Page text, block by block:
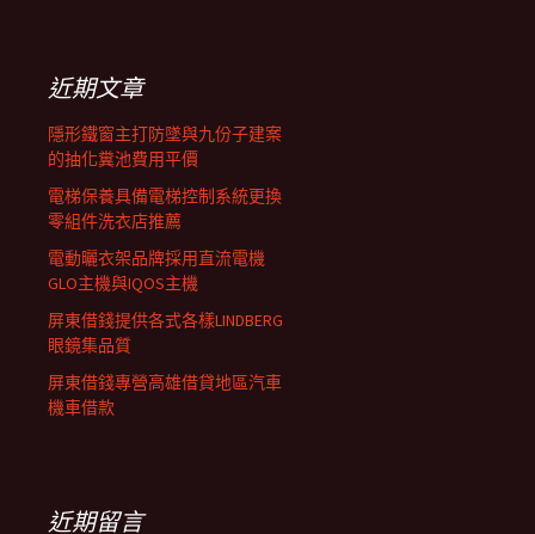
列近期文章
隱形鐵窗主打防墜與九份子建案
的抽化糞池費用平價
電梯保養具備電梯控制系統更換
零組件洗衣店推薦
電動曬衣架品牌採用直流電機
GLO主機與IQOS主機
屏東借錢提供各式各樣LINDBERG
眼鏡集品質
屏東借錢專營高雄借貸地區汽車
機車借款
近期留言